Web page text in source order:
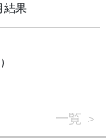
結果
一覧